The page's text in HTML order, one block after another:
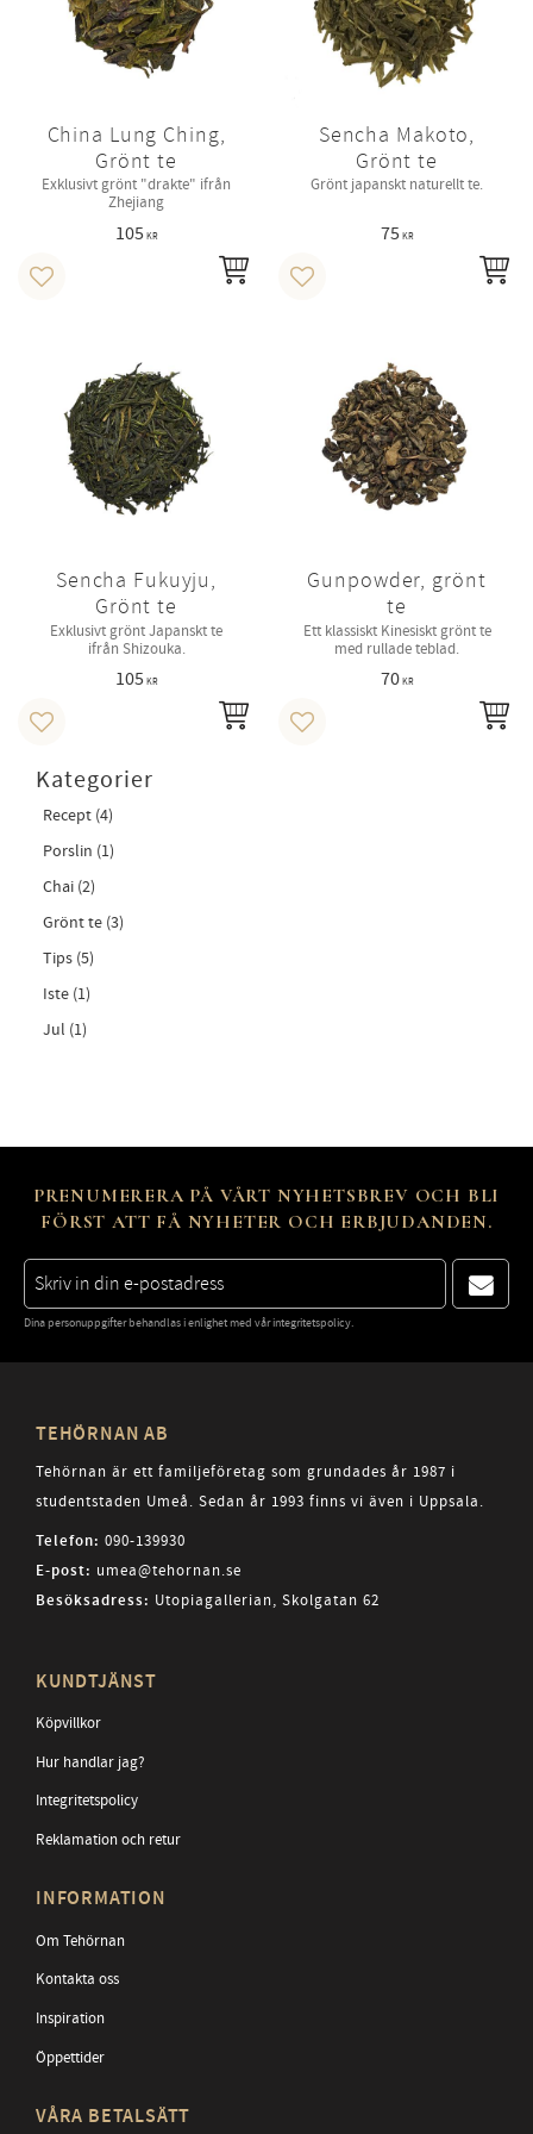
China Lung Ching,
Grönt te
Exklusivt grönt "drakte" ifrån
Zhejiang
105 KR
Lägg till i favoriter
Sencha Makoto,
Grönt te
Grönt japanskt naturellt te.
75 KR
Lägg till i favoriter
Sencha Fukuyju,
Grönt te
Exklusivt grönt Japanskt te
ifrån Shizouka.
105 KR
Lägg till i favoriter
Gunpowder, grönt
te
Ett klassiskt Kinesiskt grönt te
med rullade teblad.
70KR
Lägg till i favoriter
Kategorier
Recept (4)
Porslin (1)
Chai (2)
Grönt te (3)
Tips (5)
Iste (1)
Jul (1)
PRENUMERERA PÅ VÅRT NYHETSBREV OCH BLI
FÖRST ATT FÅ NYHETER OCH ERBJUDANDEN.
Dina personuppgifter behandlas i enlighet med vårintegritetspolicy.
TEHÖRNAN AB
Tehörnan är ett familjeföretag som grundades år 1987 i
studentstaden Umeå. Sedan år 1993 finns vi även i Uppsala.
Telefon: 090-139930
E-post: umea@tehornan.se
Besöksadress: Utopiagallerian, Skolgatan 62
KUNDTJÄNST
Köpvillkor
Hur handlar jag?
Integritetspolicy
Reklamation och retur
INFORMATION
Om Tehörnan
Kontakta oss
Inspiration
Öppettider
VÅRA BETALSÄTT